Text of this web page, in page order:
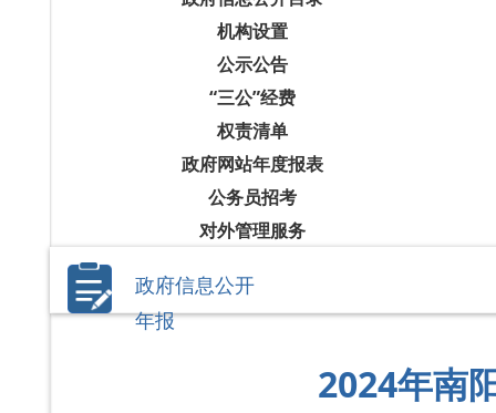
机构设置
公示公告
“三公”经费
权责清单
政府网站年度报表
公务员招考
对外管理服务
政府信息公开
年报
2024年南